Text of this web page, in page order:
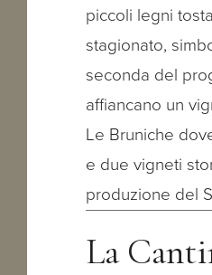
piccoli legni
stagionato,
seconda del
affiancano un
Le Bruniche
e due vigneti
produzione del
La